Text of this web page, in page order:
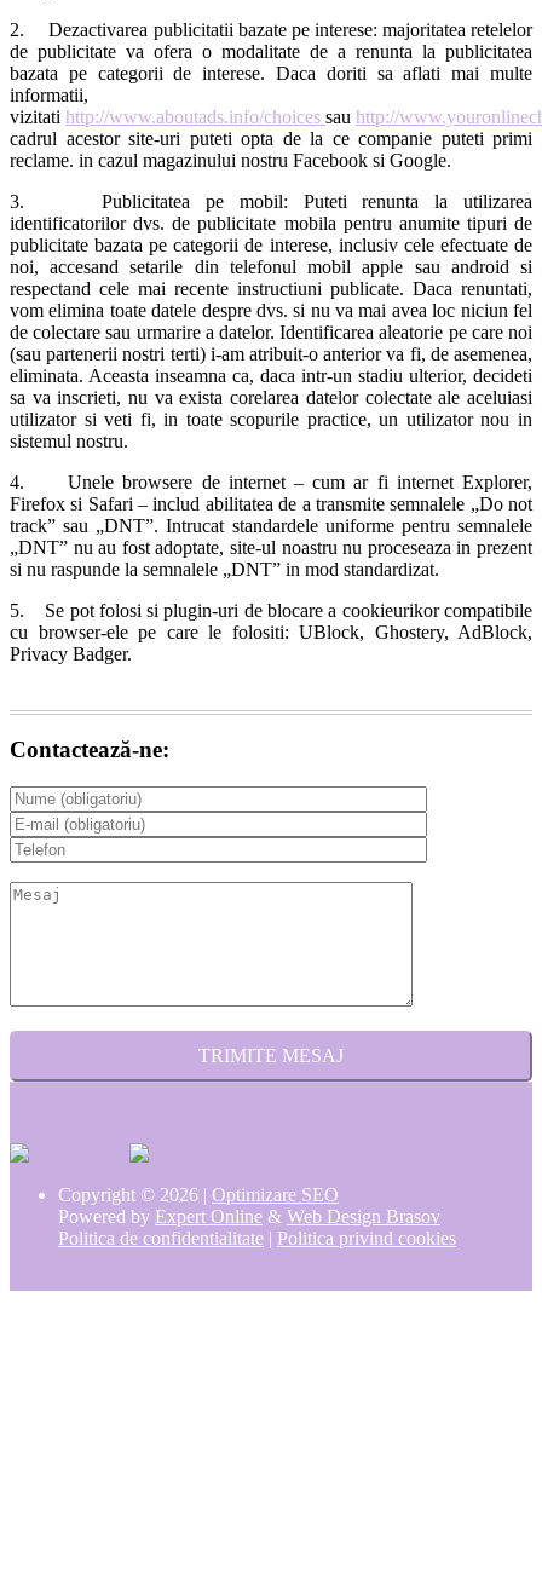
2. Dezactivarea publicitatii bazate pe interese: majoritatea retelelor
de publicitate va ofera o modalitate de a renunta la publicitatea
bazata pe categorii de interese. Daca doriti sa aflati mai multe
informatii,
vizitati http://www.aboutads.info/choices sau http://
cadrul acestor site-uri puteti opta de la ce companie puteti primi
reclame. in cazul magazinului nostru Facebook si Google.
3. Publicitatea pe mobil: Puteti renunta la utilizarea
identificatorilor dvs. de publicitate mobila pentru anumite tipuri de
publicitate bazata pe categorii de interese, inclusiv cele efectuate de
noi, accesand setarile din telefonul mobil apple sau android si
respectand cele mai recente instructiuni publicate. Daca renuntati,
vom elimina toate datele despre dvs. si nu va mai avea loc niciun fel
de colectare sau urmarire a datelor. Identificarea aleatorie pe care noi
(sau partenerii nostri terti) i-am atribuit-o anterior va fi, de asemenea,
eliminata. Aceasta inseamna ca, daca intr-un stadiu ulterior, decideti
sa va inscrieti, nu va exista corelarea datelor colectate ale aceluiasi
utilizator si veti fi, in toate scopurile practice, un utilizator nou in
sistemul nostru.
4. Unele browsere de internet – cum ar fi internet Explorer,
Firefox si Safari – includ abilitatea de a transmite semnalele „Do not
track” sau „DNT”. Intrucat standardele uniforme pentru semnalele
„DNT” nu au fost adoptate, site-ul noastru nu proceseaza in prezent
si nu raspunde la semnalele „DNT” in mod standardizat.
5. Se pot folosi si plugin-uri de blocare a cookieurikor compatibile
cu browser-ele pe care le folositi: UBlock, Ghostery, AdBlock,
Privacy Badger.
Contactează-ne:
Copyright © 2026 | Optimizare SEO
Powered by Expert Online & Web Design Brasov
Politica de confidentialitate | Politica privind cookies